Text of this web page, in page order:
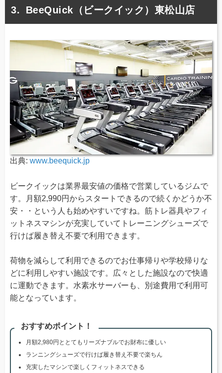
BeeQuick（ビークイック）東松山店
出典: www.beequick.jp
ビークイックは業界最安値の価格で営業しているジムで
す。月額2,990円からスタートできるので続くかどうか不
安・・という人も始めやすいですね。筋トレ器具やフィ
ットネスマシンが充実していてトレーニングシューズで
行けば履き替え不要で利用できます。
荷物を減らして利用できるのでお仕事帰りや学校帰りな
どに利用しやすい施設です。広々とした施設なので快適
に運動できます。水素水サーバーも、別途費用で利用可
能となっています。
おすすめポイント！
月額2,980円ととてもリーズナブルでお財布に優しい
ランニングシューズで行けば履き替え不要で楽ちん
充実したマシンで楽しくフィットネスできる